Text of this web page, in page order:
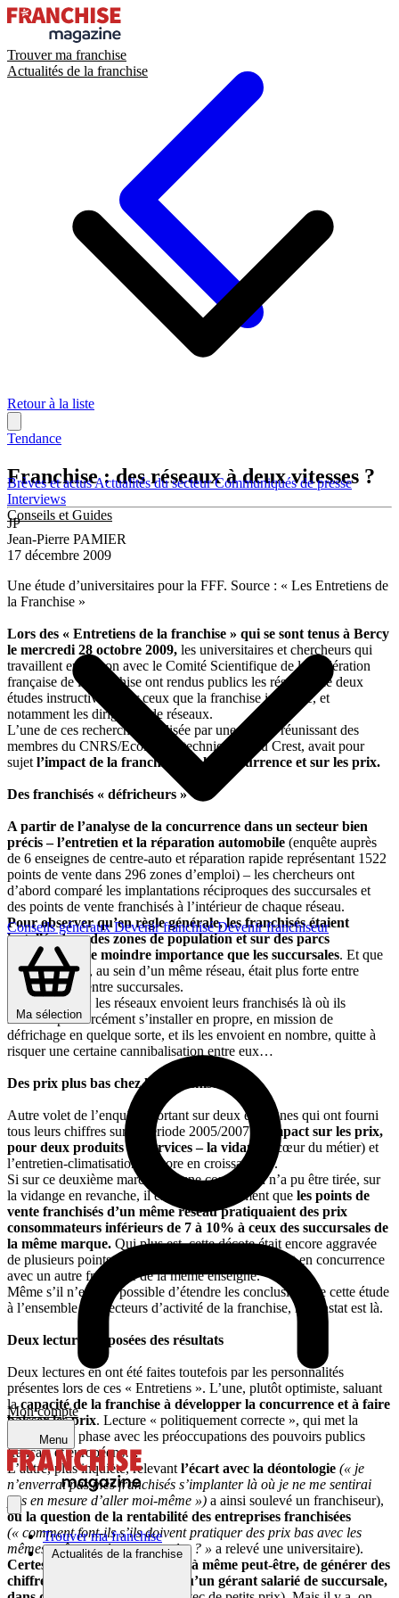
Trouver ma franchise
Actualités de la franchise
Brèves et actusActualités du secteurCommuniqués de presse
Interviews
Conseils et Guides
Conseils générauxDevenir franchiséDevenir franchiseur
Ma sélection
Mon compte
Menu
Trouver ma franchise
Actualités de la franchise
Retour à la liste
Tendance
Franchise : des réseaux à deux vitesses ?
JP
Jean-Pierre PAMIER
17 décembre 2009
Une étude d’universitaires pour la FFF. Source : « Les Entretiens de
la Franchise »
Lors des « Entretiens de la franchise » qui se sont tenus à Bercy
le mercredi 28 octobre 2009, les universitaires et chercheurs qui
travaillent en liaison avec le Comité Scientifique de la Fédération
française de la franchise ont rendus publics les résultats de deux
études instructives pour ceux que la franchise intéresse, et
notamment les dirigeants de réseaux.
L’une de ces recherches, réalisée par une équipe réunissant des
membres du CNRS/Ecole Polytechnique et du Crest, avait pour
sujet l’impact de la franchise sur la concurrence et sur les prix.
Des franchisés « défricheurs »
A partir de l’analyse de la concurrence dans un secteur bien
précis – l’entretien et la réparation automobile (enquête auprès
de 6 enseignes de centre-auto et réparation rapide représentant 1522
points de vente dans 296 zones d’emploi) – les chercheurs ont
d’abord comparé les implantations réciproques des succursales et
des points de vente franchisés à l’intérieur de chaque réseau.
Pour observer qu’en règle générale, les franchisés étaient
installés dans des zones de population et sur des parcs
automobiles de moindre importance que les succursales. Et que
la concurrence, au sein d’un même réseau, était plus forte entre
franchisés qu’entre succursales.
Autrement dit : les réseaux envoient leurs franchisés là où ils
n’iraient pas forcément s’installer en propre, en mission de
défrichage en quelque sorte, et ils les envoient en nombre, quitte à
risquer une certaine cannibalisation entre eux…
Des prix plus bas chez les franchisés
Autre volet de l’enquête, portant sur deux enseignes qui ont fourni
tous leurs chiffres sur la période 2005/2007 :
l’impact sur les prix,
pour deux produits ou services – la vidange
(cœur du métier) et
l’entretien-climatisation (encore en croissance) -.
Si sur ce deuxième marché aucune conclusion n’a pu être tirée, sur
la vidange en revanche, il est apparu nettement que les points de
vente franchisés d’un même réseau pratiquaient des prix
consommateurs inférieurs de 7 à 10% à ceux des succursales de
la même marque. Qui plus est, cette décote était encore aggravée
de plusieurs points lorsque le franchisé se retrouvait en concurrence
avec un autre franchisé de la même enseigne.
Même s’il n’est pas possible d’étendre les conclusions de cette étude
à l’ensemble des secteurs d’activité de la franchise, le constat est là.
Deux lectures opposées des résultats
Deux lectures en ont été faites toutefois par les personnalités
présentes lors de ces « Entretiens ». L’une, plutôt optimiste, saluant
lacapacité de la franchise à développer la concurrence et à faire
baisser les prix. Lecture « politiquement correcte », qui met la
franchise en phase avec les préoccupations des pouvoirs publics
français et européens…
L’autre, plus inquiète, relevant l’écart avec la déontologie (« je
n’enverrai pas mes franchisés s’implanter là où je ne me sentirai
pas en mesure d’aller moi-même ») a ainsi soulevé un franchiseur),
ou la question de la rentabilité des entreprises franchisées
(« comment font-ils s’ils doivent pratiquer des prix bas avec les
mêmes coûts que les succursales ? » a relevé une universitaire).
Certes, un franchisé est mieux à même peut-être, de générer des
chiffres d’affaires rentables, qu’un gérant salarié de succursale,